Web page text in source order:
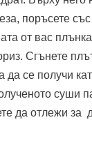
поръсете
от вас
Сгънете
да се получи
суши
да отлежи за